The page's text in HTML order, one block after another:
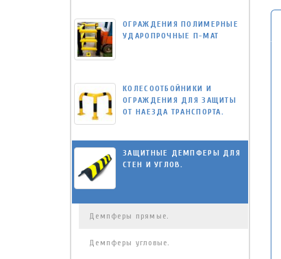
ОГРАЖДЕНИЯ ПОЛИМЕРНЫЕ
УДАРОПРОЧНЫЕ П-МАТ
КОЛЕСООТБОЙНИКИ И
ОГРАЖДЕНИЯ ДЛЯ ЗАЩИТЫ
ОТ НАЕЗДА ТРАНСПОРТА.
ЗАЩИТНЫЕ ДЕМПФЕРЫ ДЛЯ
СТЕН И УГЛОВ.
Демпферы прямые.
Демпферы угловые.